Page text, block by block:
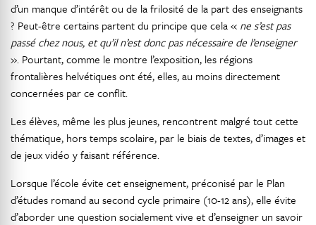
d’un manque d’intérêt ou de la frilosité de la part des enseignants
? Peut-être certains partent du principe que cela « ne s’est pas
passé chez nous, et qu’il n’est donc pas nécessaire de l’enseigner
». Pourtant, comme le montre l’exposition, les régions
frontalières helvétiques ont été, elles, au moins directement
concernées par ce conflit.
Les élèves, même les plus jeunes, rencontrent malgré tout cette
thématique, hors temps scolaire, par le biais de textes, d’images et
de jeux vidéo y faisant référence.
Lorsque l’école évite cet enseignement, préconisé par le Plan
d’études romand au second cycle primaire (10-12 ans), elle évite
d’aborder une question socialement vive et d’enseigner un savoir